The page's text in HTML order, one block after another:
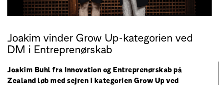
Joakim vinder Grow Up-kategorien ved
DM i Entreprenørskab
Joakim Buhl fra Innovation og Entreprenørskab på
Zealand løb med sejren i kategorien Grow Up ved